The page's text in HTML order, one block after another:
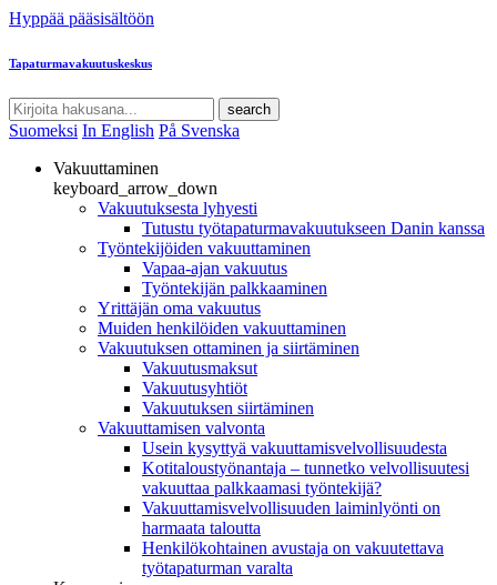
Hyppää pääsisältöön
Tapaturmavakuutuskeskus
search
Suomeksi In English På Svenska
Vakuuttaminen
keyboard_arrow_down
Vakuutuksesta lyhyesti
Tutustu työtapaturmavakuutukseen Danin kanssa
Työntekijöiden vakuuttaminen
Vapaa-ajan vakuutus
Työntekijän palkkaaminen
Yrittäjän oma vakuutus
Muiden henkilöiden vakuuttaminen
Vakuutuksen ottaminen ja siirtäminen
Vakuutusmaksut
Vakuutusyhtiöt
Vakuutuksen siirtäminen
Vakuuttamisen valvonta
Usein kysyttyä vakuuttamisvelvollisuudesta
Kotitaloustyönantaja – tunnetko velvollisuutesi
vakuuttaa palkkaamasi työntekijä?
Vakuuttamisvelvollisuuden laiminlyönti on
harmaata taloutta
Henkilökohtainen avustaja on vakuutettava
työtapaturman varalta